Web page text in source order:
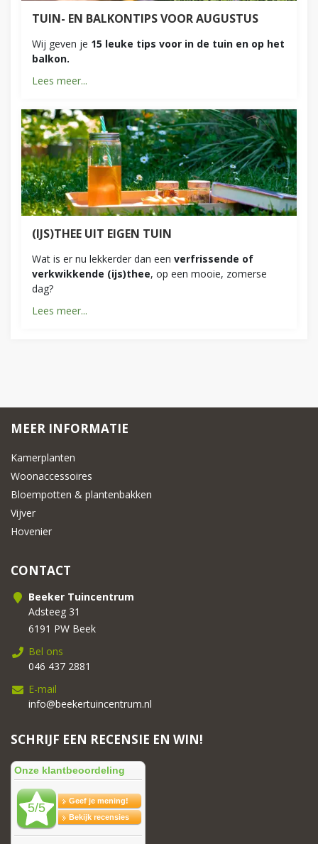
TUIN- EN BALKONTIPS VOOR AUGUSTUS
Wij geven je 15 leuke tips voor in de tuin en op het
balkon.
Lees meer...
(IJS)THEE UIT EIGEN TUIN
Wat is er nu lekkerder dan een verfrissende of
verkwikkende (ijs)thee, op een mooie, zomerse
dag?
Lees meer...
MEER INFORMATIE
Kamerplanten
Woonaccessoires
Bloempotten & plantenbakken
Vijver
Hovenier
CONTACT
Beeker Tuincentrum
Adsteeg 31
6191 PW Beek
Bel ons
046 437 2881
E-mail
info@beekertuincentrum.nl
SCHRIJF EEN RECENSIE EN WIN!